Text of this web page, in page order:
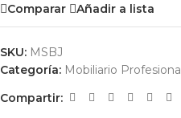
Comparar Añadir a lista
SKU: MSBJ
Categoría: Mobiliario Profesional
Compartir: